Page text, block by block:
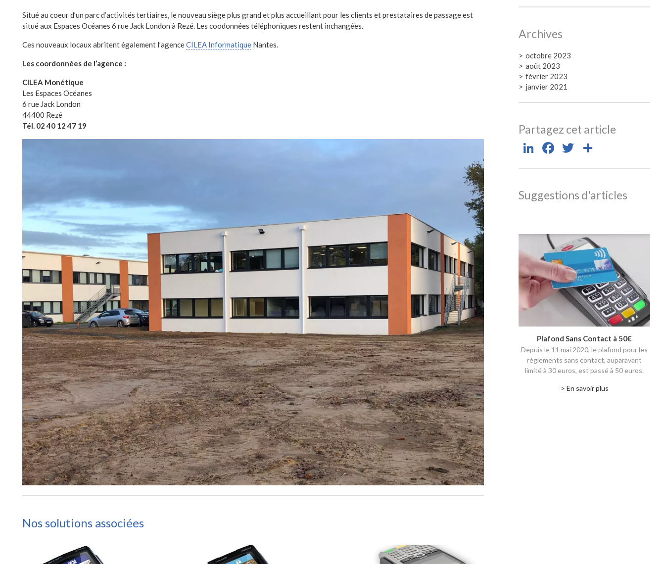
Situé au coeur d’un parc d’activités tertiaires, le nouveau siège plus grand et plus accueillant pour les clients et prestataires de passage est
situé aux Espaces Océanes 6 rue Jack London à Rezé. Les coodonnées téléphoniques restent inchangées.
Ces nouveaux locaux abritent également l’agenceCILEA Informatique Nantes.
Les coordonnées de l’agence :
CILEA Monétique
Les Espaces Océanes
6 rue Jack London
44400 Rezé
Tél. 02 40 12 47 19
Nos solutions associées
Archives
octobre 2023
août 2023
février 2023
janvier 2021
Partagez cet article
LinkedIn
Facebook
Twitter
Suggestions d'articles
Plafond Sans Contact à 50€
Depuis le 11 mai 2020, le plafond pour les
réglements sans contact, auparavant
limité à 30 euros, est passé à 50 euros.
> En savoir plus